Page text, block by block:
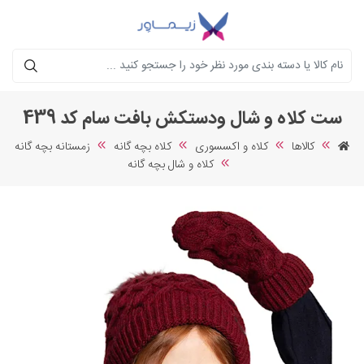
جستجو
ست کلاه و شال ودستکش بافت سام کد 439
کالاها کلاه و اکسسوری کلاه بچه گانه
زمستانه بچه گانه
کلاه و شال بچه گانه